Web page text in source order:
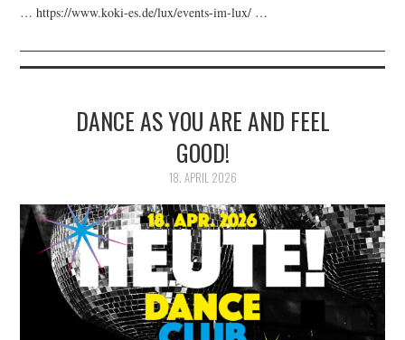
… https://www.koki-es.de/lux/events-im-lux/ …
DANCE AS YOU ARE AND FEEL
GOOD!
18. APRIL 2026